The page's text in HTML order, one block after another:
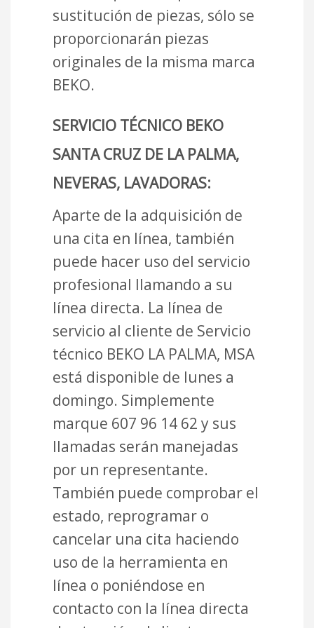
sustitución de piezas, sólo se
proporcionarán piezas
originales de la misma marca
BEKO.
SERVICIO TÉCNICO BEKO
SANTA CRUZ DE LA PALMA,
NEVERAS, LAVADORAS:
Aparte de la adquisición de
una cita en línea, también
puede hacer uso del servicio
profesional llamando a su
línea directa. La línea de
servicio al cliente de Servicio
técnico BEKO LA PALMA, MSA
está disponible de lunes a
domingo. Simplemente
marque 607 96 14 62 y sus
llamadas serán manejadas
por un representante.
También puede comprobar el
estado, reprogramar o
cancelar una cita haciendo
uso de la herramienta en
línea o poniéndose en
contacto con la línea directa